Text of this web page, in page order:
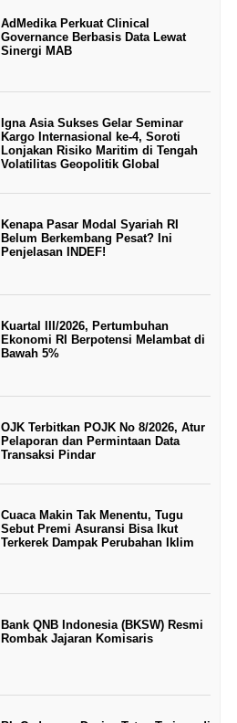
AdMedika Perkuat Clinical
Governance Berbasis Data Lewat
Sinergi MAB
Igna Asia Sukses Gelar Seminar
Kargo Internasional ke-4, Soroti
Lonjakan Risiko Maritim di Tengah
Volatilitas Geopolitik Global
Kenapa Pasar Modal Syariah RI
Belum Berkembang Pesat? Ini
Penjelasan INDEF!
Kuartal III/2026, Pertumbuhan
Ekonomi RI Berpotensi Melambat di
Bawah 5%
OJK Terbitkan POJK No 8/2026, Atur
Pelaporan dan Permintaan Data
Transaksi Pindar
Cuaca Makin Tak Menentu, Tugu
Sebut Premi Asuransi Bisa Ikut
Terkerek Dampak Perubahan Iklim
Bank QNB Indonesia (BKSW) Resmi
Rombak Jajaran Komisaris